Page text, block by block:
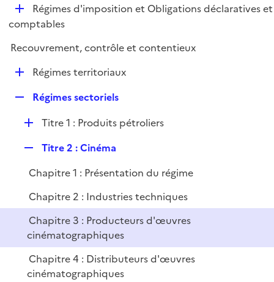
r
e
r
l
e
D
é
l
Régimes d'imposition et Obligations déclaratives et
comptables
Recouvrement, contrôle et contentieux
D
l
i
e
Régimes territoriaux
p
e
Régimes sectoriels
D
l
i
e
r
Titre 1 : Produits pétroliers
p
l
i
e
r
Titre 2 : Cinéma
Chapitre 1 : Présentation du régime
Chapitre 2 : Industries techniques
Chapitre 3 : Producteurs d'œuvres
cinématographiques
Chapitre 4 : Distributeurs d'œuvres
cinématographiques